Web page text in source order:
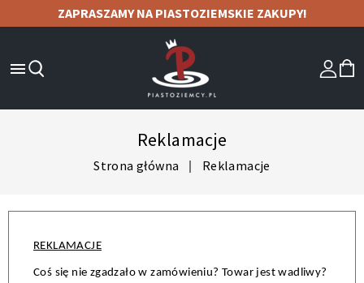
ZAPRASZAMY NA PIASTOZIEMSKIE ZAKUPY!

Reklamacje
Strona główna Reklamacje
REKLAMACJE
Coś się nie zgadzało w zamówieniu? Towar jest wadliwy?